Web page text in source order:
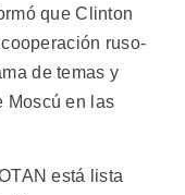
que Clinton
ruso-
de temas y
Moscú en las
está lista